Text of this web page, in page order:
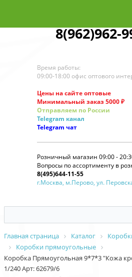
8(962)962-
Время работы:
09:00-18:00 офис оптового
Цены на сайте оптовые
Минимальный заказ 5000 ₽
Отправляем по России
Telegram канал
Telegram чат
Розничный магазин 09:00 -
Вопросы по ассортименту в
8(495)644-11-55
г.Москва, м.Перово, ул.
Главная страница Каталог
Коробки прямоугольные
Коробка Прямоугольная 9*7*3 "Кожа
1/240 Арт: 62679/6